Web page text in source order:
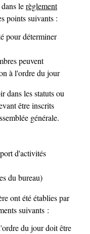
lerèglement
points suivants :
pour déterminer
peuvent
à l'ordre du jour
dans les statuts ou
être inscrits
générale.
d'activités
du bureau)
ont été établies par
suivants :
du jour doit être